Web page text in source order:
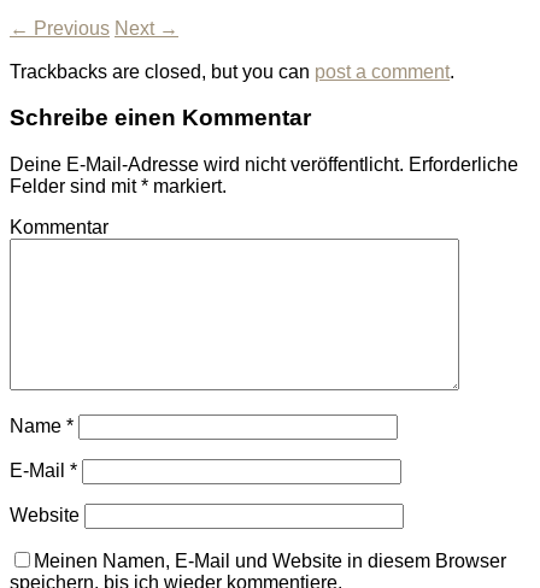
← Previous Next →
Trackbacks are closed, but you can post a comment.
Schreibe einen Kommentar
Deine E-Mail-Adresse wird nicht veröffentlicht. Erforderliche
Felder sind mit* markiert.
Kommentar
Name *
E-Mail *
Website
Meinen Namen, E-Mail und Website in diesem Browser
speichern, bis ich wieder kommentiere.